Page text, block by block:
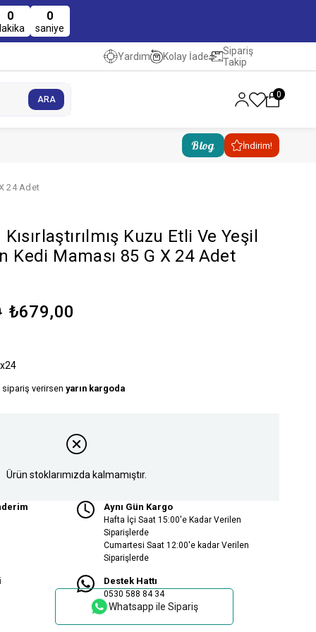
0 0
saniye
Yardım Kolay İade
Sipariş
Takip
0
Blog İndirim!
24 Adet
Kuzu Etli Ve Yeşil
Kedi Maması 85 G X 24 Adet
₺679,00
verirsen yarın kargoda
Ürün stoklarımızda kalmamıştır.
Aynı Gün Kargo
Hafta İçi Saat 15:00'e Kadar Verilen
Siparişlerde
Cumartesi Saat 12:00'e kadar Verilen
Siparişlerde
Destek Hattı
0530 588 84 34
Whatsapp ile Sipariş